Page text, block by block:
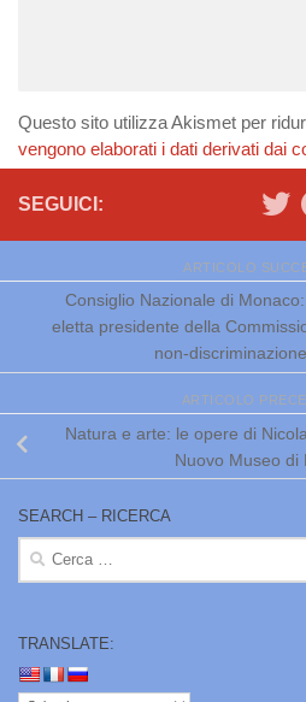
Questo sito utilizza Akismet per
vengono elaborati i dati derivati dai
SEGUICI:
ARTICOLO
Consiglio Nazionale di
eletta presidente della
non-
ARTICOLO
Natura e arte: le opere di
Nuovo Museo di
SEARCH – RICERCA
Ricerca
TRANSLATE: